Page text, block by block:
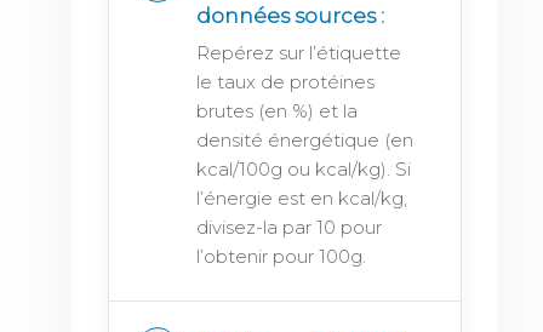
données sources :
Repérez sur l’étiquette
le taux de protéines
brutes (en %) et la
densité énergétique (en
kcal/100g ou kcal/kg). Si
l’énergie est en kcal/kg,
divisez-la par 10 pour
l’obtenir pour 100g.